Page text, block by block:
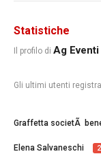
Statistiche
Il profilo di Ag Eventi
Gli ultimi utenti
Graffetta societÃ
Elena Salvaneschi